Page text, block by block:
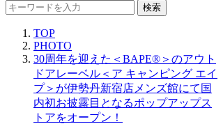
検索
TOP
PHOTO
30周年を迎えた＜BAPE®＞のアウト
ドアレーベル＜ア キャンピング エイ
プ＞が伊勢丹新宿店メンズ館にて国
内初お披露目となるポップアップス
トアをオープン！